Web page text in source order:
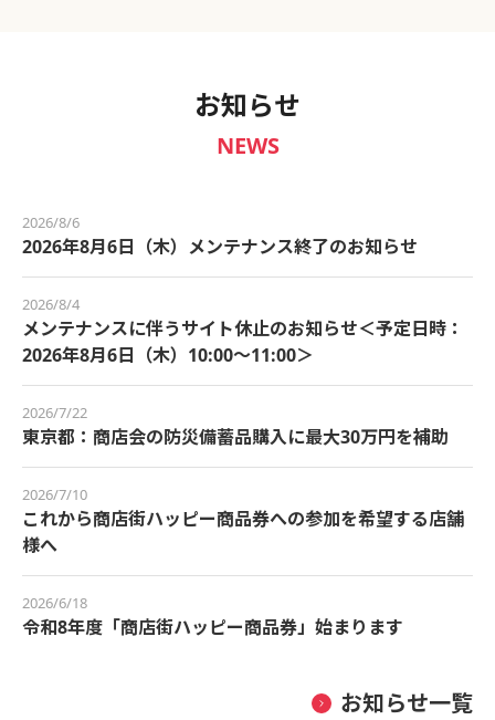
お知らせ
NEWS
2026/8/6
2026年8月6日（木）メンテナンス終了のお知らせ
2026/8/4
メンテナンスに伴うサイト休止のお知らせ＜予定日時：
2026年8月6日（木）10:00～11:00＞
2026/7/22
東京都：商店会の防災備蓄品購入に最大30万円を補助
2026/7/10
これから商店街ハッピー商品券への参加を希望する店舗
様へ
2026/6/18
令和8年度「商店街ハッピー商品券」始まります
お知らせ一覧